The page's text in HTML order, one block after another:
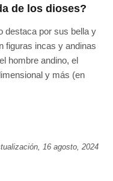
de los dioses?
destaca por sus bella y
figuras incas y andinas
hombre andino, el
y más (en
16 agosto, 2024